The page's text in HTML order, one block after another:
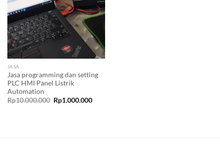
JASA
Jasa programming dan setting
PLC HMI Panel Listrik
Automation
Rp10.000.000 Original
price
Rp1.000.000Current